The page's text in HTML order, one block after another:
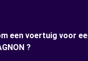
een voertuig voor
?